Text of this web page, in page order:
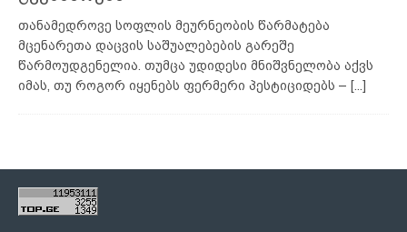
თანამედროვე სოფლის მეურნეობის წარმატება
მცენარეთა დაცვის საშუალებების გარეშე
წარმოუდგენელია. თუმცა უდიდესი მნიშვნელობა აქვს
იმას, თუ როგორ იყენებს ფერმერი პესტიციდებს – [...]